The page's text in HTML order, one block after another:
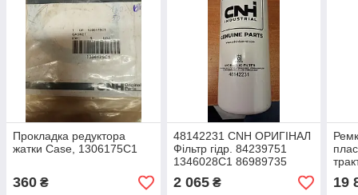
Прокладка редуктора
жатки Case, 1306175C1
360 ₴
48142231 CNH ОРИГІНАЛ
Фільтр гідр. 84239751
1346028C1 86989735
HF6555 P164384
84469093 N14232
2 065₴ 19